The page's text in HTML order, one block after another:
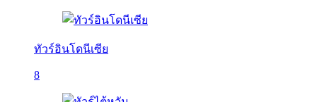
ทัวร์อินโดนีเซีย
8